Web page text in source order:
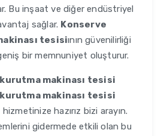
Bu inşaat ve diğer endüstriyel
sağlar. Konserve
tesisiının güvenilirliği
bir memnuniyet oluşturur.
makinası tesisi
makinası tesisi
hazırız bizi arayın.
gidermede etkili olan bu